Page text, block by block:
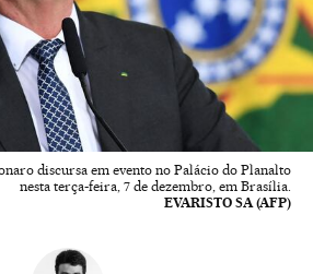
discursa em evento no Palácio do Planalto
nesta terça-feira, 7 de dezembro, em Brasília.
EVARISTO SA (AFP)